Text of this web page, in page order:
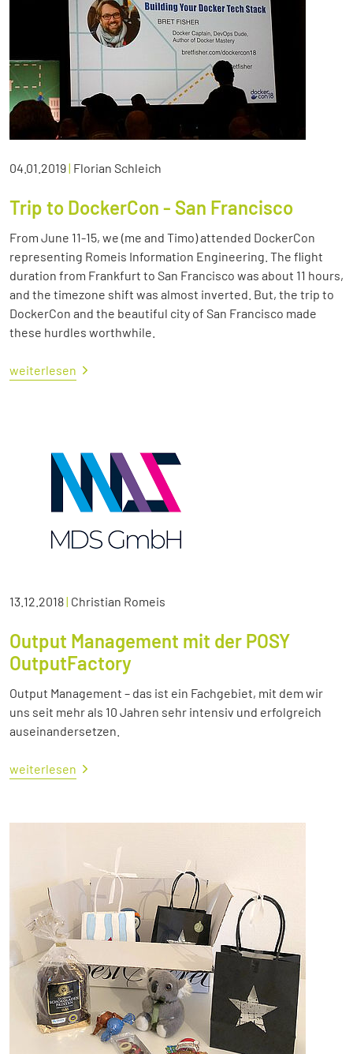
04.01.2019| Florian Schleich
Trip to DockerCon - San Francisco
From June 11-15, we (me and Timo) attended DockerCon
representing Romeis Information Engineering. The flight
duration from Frankfurt to San Francisco was about 11 hours,
and the timezone shift was almost inverted. But, the trip to
DockerCon and the beautiful city of San Francisco made
these hurdles worthwhile.
weiterlesen
13.12.2018| Christian Romeis
Output Management mit der POSY
OutputFactory
Output Management – das ist ein Fachgebiet, mit dem wir
uns seit mehr als 10 Jahren sehr intensiv und erfolgreich
auseinandersetzen.
weiterlesen